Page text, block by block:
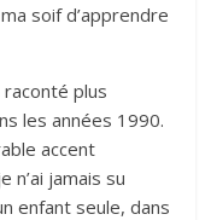
soif d’apprendre
raconté plus
les années 1990.
accent
n’ai jamais su
enfant seule, dans